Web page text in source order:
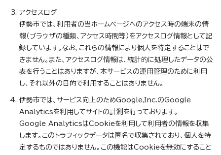
アクセスログ
伊勢市では、利用者の当ホームページへのアクセス時の端末の情
報（ブラウザの種類、アクセス時間等）をアクセスログ情報として記
録しています。なお、これらの情報により個人を特定することはで
きません。また、アクセスログ情報は、統計的に処理したデータの公
表を行うことはありますが、本サービスの運用管理のために利用
し、それ以外の目的で利用することはありません。
伊勢市では、サービス向上のためGoogle,Inc.のGoogle
Analyticsを利用してサイトの計測を行っております。
Google AnalyticsはCookieを利用して利用者の情報を収集
します。このトラフィックデータは匿名で収集されており、個人を特
定するものではありません。この機能はCookieを無効にすること